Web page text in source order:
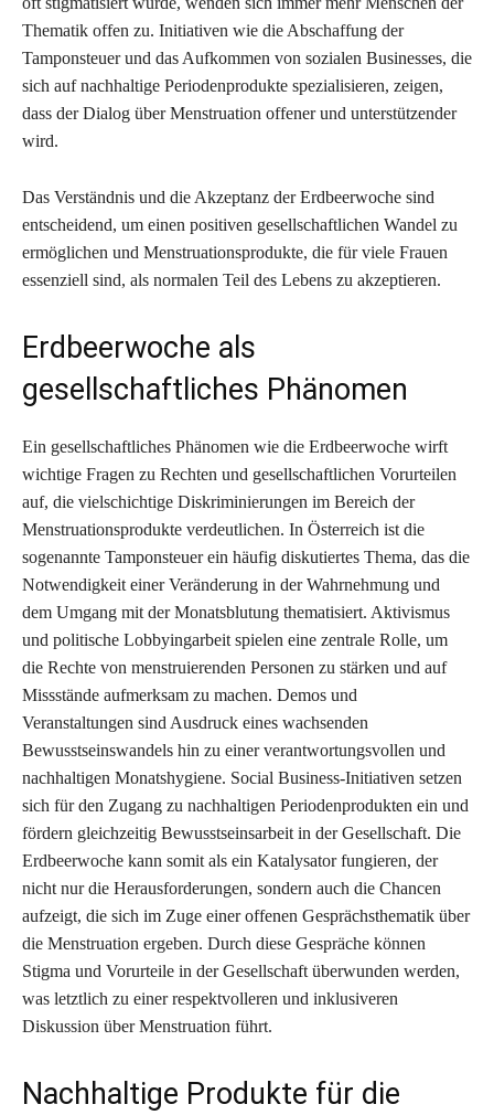
Thematik offen zu. Initiativen wie die Abschaffung der
Tamponsteuer und das Aufkommen von sozialen Businesses, die
sich auf nachhaltige Periodenprodukte spezialisieren, zeigen,
dass der Dialog über Menstruation offener und unterstützender
wird.
Das Verständnis und die Akzeptanz der Erdbeerwoche sind
entscheidend, um einen positiven gesellschaftlichen Wandel zu
ermöglichen und Menstruationsprodukte, die für viele Frauen
essenziell sind, als normalen Teil des Lebens zu akzeptieren.
Erdbeerwoche als
gesellschaftliches Phänomen
Ein gesellschaftliches Phänomen wie die Erdbeerwoche wirft
wichtige Fragen zu Rechten und gesellschaftlichen Vorurteilen
auf, die vielschichtige Diskriminierungen im Bereich der
Menstruationsprodukte verdeutlichen. In Österreich ist die
sogenannte Tamponsteuer ein häufig diskutiertes Thema, das die
Notwendigkeit einer Veränderung in der Wahrnehmung und
dem Umgang mit der Monatsblutung thematisiert. Aktivismus
und politische Lobbyingarbeit spielen eine zentrale Rolle, um
die Rechte von menstruierenden Personen zu stärken und auf
Missstände aufmerksam zu machen. Demos und
Veranstaltungen sind Ausdruck eines wachsenden
Bewusstseinswandels hin zu einer verantwortungsvollen und
nachhaltigen Monatshygiene. Social Business-Initiativen setzen
sich für den Zugang zu nachhaltigen Periodenprodukten ein und
fördern gleichzeitig Bewusstseinsarbeit in der Gesellschaft. Die
Erdbeerwoche kann somit als ein Katalysator fungieren, der
nicht nur die Herausforderungen, sondern auch die Chancen
aufzeigt, die sich im Zuge einer offenen Gesprächsthematik über
die Menstruation ergeben. Durch diese Gespräche können
Stigma und Vorurteile in der Gesellschaft überwunden werden,
was letztlich zu einer respektvolleren und inklusiveren
Diskussion über Menstruation führt.
Nachhaltige Produkte für die